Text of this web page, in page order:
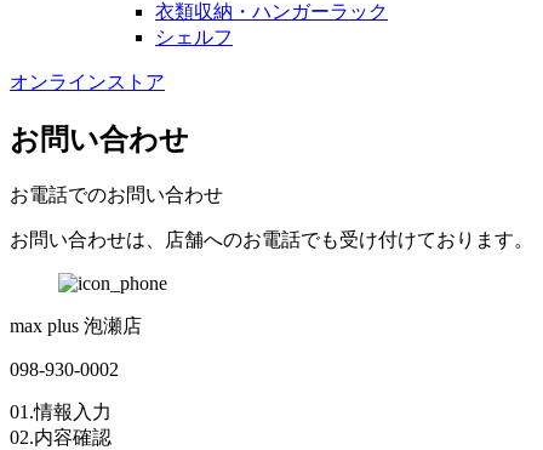
衣類収納・ハンガーラック
シェルフ
オンラインストア
お問い合わせ
お電話でのお問い合わせ
お問い合わせは、店舗へのお電話でも受け付けております。
max plus 泡瀬店
098-930-0002
01.情報入力
02.内容確認